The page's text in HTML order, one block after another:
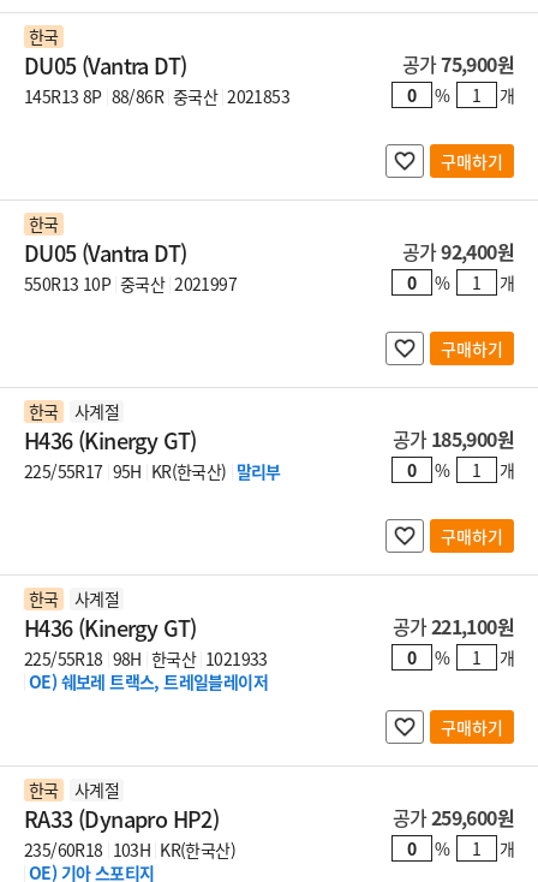
한국
DU05 (Vantra DT)
145R13 8P 88/86R 중국산 2021853
공가75,900원
% 개
구매하기
한국
DU05 (Vantra DT)
550R13 10P 중국산 2021997
공가92,400원
% 개
구매하기
한국 사계절
H436 (Kinergy GT)
225/55R17 95H KR(한국산) 말리부
공가185,900원
% 개
구매하기
한국 사계절
H436 (Kinergy GT)
225/55R18 98H 한국산 1021933
OE) 쉐보레 트랙스, 트레일블레이저
공가221,100원
% 개
구매하기
한국 사계절
RA33 (Dynapro HP2)
235/60R18 103H KR(한국산)
OE) 기아 스포티지
공가259,600원
% 개